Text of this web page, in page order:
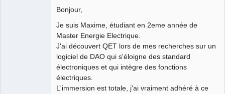
Bonjour,
Je suis Maxime, étudiant en 2eme année de
Master Energie Electrique.
J'ai découvert QET lors de mes recherches sur un
logiciel de DAO qui s'éloigne des standard
électroniques et qui intègre des fonctions
électriques.
L'immersion est totale, j'ai vraiment adhéré à ce